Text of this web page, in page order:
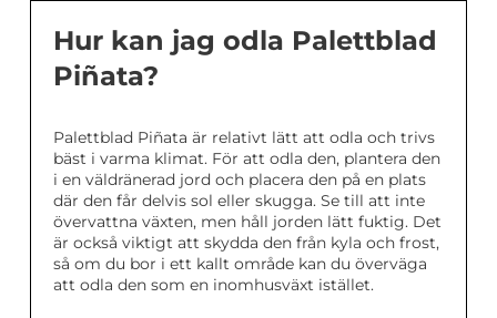
Hur kan jag odla Palettblad
Piñata?
Palettblad Piñata är relativt lätt att odla och trivs
bäst i varma klimat. För att odla den, plantera den
i en väldränerad jord och placera den på en plats
där den får delvis sol eller skugga. Se till att inte
övervattna växten, men håll jorden lätt fuktig. Det
är också viktigt att skydda den från kyla och frost,
så om du bor i ett kallt område kan du överväga
att odla den som en inomhusväxt istället.